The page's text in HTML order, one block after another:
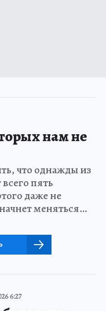
нам не
что однажды из
пять
даже не
меняться…
6:27